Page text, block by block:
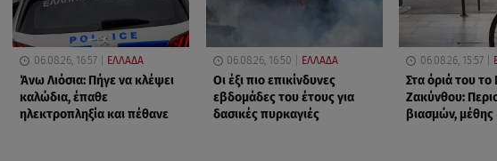
06.08.26, 16:57 ΕΛΛΑΔΑ
Άνω Λιόσια: Πήγε να κλέψει
καλώδια, έπαθε
ηλεκτροπληξία και πέθανε
06.08.26, 16:50 ΕΛΛΑΔΑ
Οι έξι πιο επικίνδυνες
εβδομάδες του έτους για
δασικές πυρκαγιές
06.08.26, 15:57
Στα όριά του
Ζακύνθου:
βιασμών, μέθης